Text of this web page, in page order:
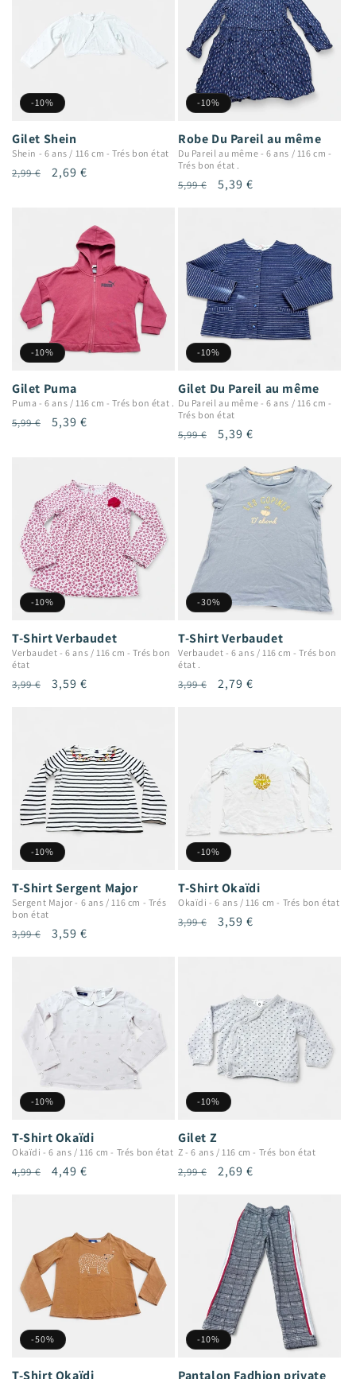
-10%
Gilet Shein
Shein - 6 ans / 116 cm -Trés bon état
Prix
2,99 €
Prix
2,69 €
-10%
Robe Du Pareil au même
Du Pareil au même -6 ans / 116 cm -
Trés bon état .
Prix
5,99 €
Prix
5,39 €
-10%
Gilet Puma
Puma -6 ans / 116 cm -Trés bon état .
Prix
5,99 €
Prix
5,39 €
-10%
Gilet Du Pareil au même
Du Pareil au même -6 ans / 116 cm -
Trés bon état
Prix
5,99 €
Prix
5,39 €
-10%
T-Shirt Verbaudet
Verbaudet -6 ans / 116 cm -Trés bon
état
Prix
3,99 €
Prix
3,59 €
-30%
T-Shirt Verbaudet
Verbaudet -6 ans / 116 cm -Trés bon
état .
Prix
3,99 €
Prix
2,79 €
-10%
T-Shirt Sergent Major
Sergent Major - 6 ans / 116 cm - Trés
bon état
Prix
3,99 €
Prix
3,59 €
-10%
T-Shirt Okaïdi
Okaïdi -6 ans / 116 cm - Trés bon état
Prix
3,99 €
Prix
3,59 €
-10%
T-Shirt Okaïdi
Okaïdi -6 ans / 116 cm - Trés bon état
Prix
4,99 €
Prix
4,49 €
-10%
Gilet Z
Z -6 ans / 116 cm - Trés bon état
Prix
2,99 €
Prix
2,69 €
-50%
T-Shirt Okaïdi
-10%
Pantalon Fadhion private